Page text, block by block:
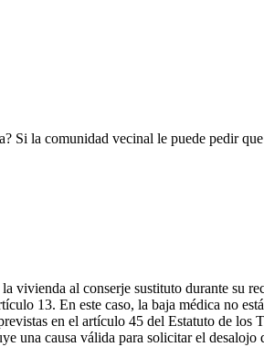
Si la comunidad vecinal le puede pedir
al conserje sustituto durante su
13. En este caso, la baja médica no
en el artículo 45 del Estatuto de los
una causa válida para solicitar el